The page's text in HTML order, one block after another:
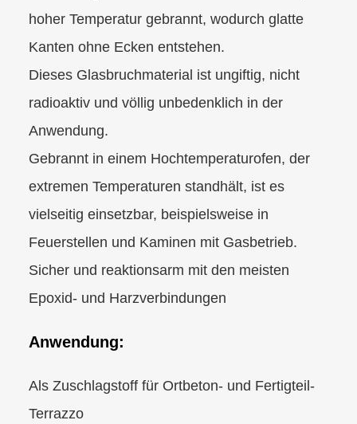
hoher Temperatur gebrannt, wodurch glatte
Kanten ohne Ecken entstehen.
Dieses Glasbruchmaterial ist ungiftig, nicht
radioaktiv und völlig unbedenklich in der
Anwendung.
Gebrannt in einem Hochtemperaturofen, der
extremen Temperaturen standhält, ist es
vielseitig einsetzbar, beispielsweise in
Feuerstellen und Kaminen mit Gasbetrieb.
Sicher und reaktionsarm mit den meisten
Epoxid- und Harzverbindungen
Anwendung:
Als Zuschlagstoff für Ortbeton- und Fertigteil-
Terrazzo